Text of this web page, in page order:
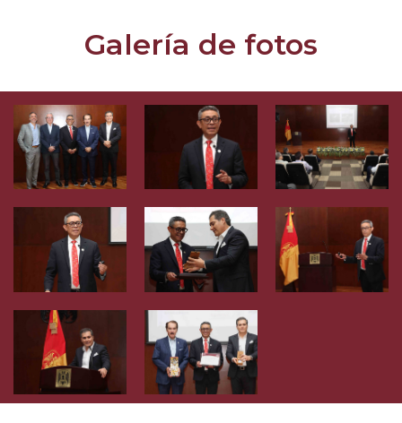
Galería de fotos